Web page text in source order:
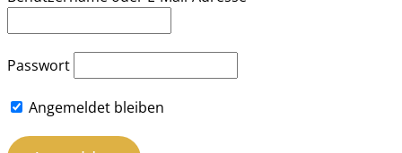
Passwort
Angemeldet bleiben